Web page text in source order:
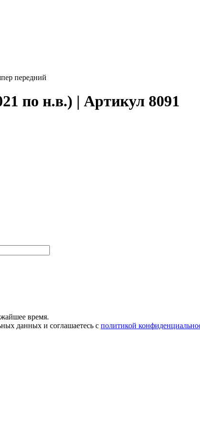
передний
по н.в.) | Артикул 8091
время.
данных и соглашаетесь с политикой